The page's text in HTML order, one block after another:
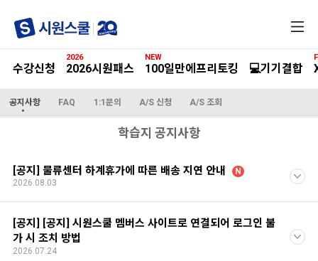
메
수강신청 2026시원패스
2026
100일만에프리토킹
NEW
💻기기결합
공지사항 FAQ 1:1문의 A/S 신청 A/S 조회
학습지 공지사항
[공지] 물류센터 하계휴가에 따른 배송 지연 안내
N
2026.08.03
[공지] [공지] 시원스쿨 멤버스 사이트로 연결되어 로그인 불
가 시 조치 방법
2026.07.24